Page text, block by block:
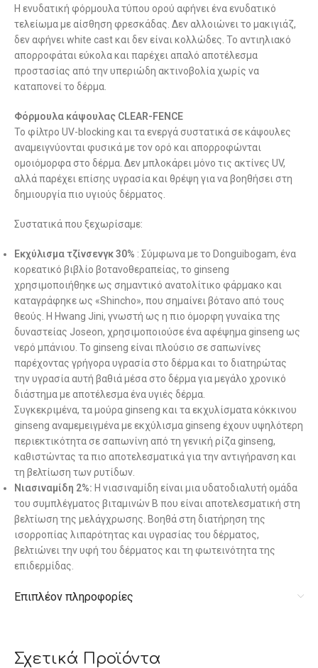
Η ενυδατική φόρμουλα τύπου ορού αφήνει ένα ενυδατικό
τελείωμα με αίσθηση φρεσκάδας. Δεν αλλοιώνει το μακιγιάζ,
δεν αφήνει white cast και δεν είναι κολλώδες. Το αντιηλιακό
απορροφάται εύκολα και παρέχει απαλό αποτέλεσμα
προστασίας από την υπεριώδη ακτινοβολία χωρίς να
καταπονεί το δέρμα.
Φόρμουλα κάψουλας CLEAR-FENCE
Το φίλτρο UV-blocking και τα ενεργά συστατικά σε κάψουλες
αναμειγνύονται φυσικά με τον ορό και απορροφώνται
ομοιόμορφα στο δέρμα. Δεν μπλοκάρει μόνο τις ακτίνες UV,
αλλά παρέχει επίσης υγρασία και θρέψη για να βοηθήσει στη
δημιουργία πιο υγιούς δέρματος.
Συστατικά που ξεχωρίσαμε:
Εκχύλισμα τζίνσενγκ 30% : Σύμφωνα με το Donguibogam, ένα
κορεατικό βιβλίο βοτανοθεραπείας, το ginseng
χρησιμοποιήθηκε ως σημαντικό ανατολίτικο φάρμακο και
καταγράφηκε ως «Shincho», που σημαίνει βότανο από τους
θεούς. Η Hwang Jini, γνωστή ως η πιο όμορφη γυναίκα της
δυναστείας Joseon, χρησιμοποιούσε ένα αφέψημα ginseng ως
νερό μπάνιου. Το ginseng είναι πλούσιο σε σαπωνίνες
παρέχοντας γρήγορα υγρασία στο δέρμα και το διατηρώτας
την υγρασία αυτή βαθιά μέσα στο δέρμα για μεγάλο χρονικό
διάστημα με αποτέλεσμα ένα υγιές δέρμα.
Συγκεκριμένα, τα μούρα ginseng και τα εκχυλίσματα κόκκινου
ginseng αναμεμειγμένα με εκχύλισμα ginseng έχουν υψηλότερη
περιεκτικότητα σε σαπωνίνη από τη γενική ρίζα ginseng,
καθιστώντας τα πιο αποτελεσματικά για την αντιγήρανση και
τη βελτίωση των ρυτίδων.
Νιασιναμίδη 2%: Η νιασιναμίδη είναι μια υδατοδιαλυτή ομάδα
του συμπλέγματος βιταμινών Β που είναι αποτελεσματική στη
βελτίωση της μελάγχρωσης. Βοηθά στη διατήρηση της
ισορροπίας λιπαρότητας και υγρασίας του δέρματος,
βελτιώνει την υφή του δέρματος και τη φωτεινότητα της
επιδερμίδας.
Επιπλέον πληροφορίες
Σχετικά Προϊόντα